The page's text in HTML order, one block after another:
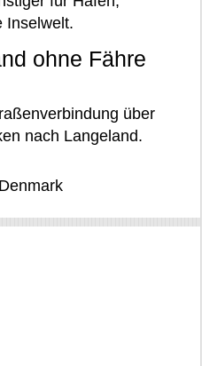
Inselwelt.
ohne Fähre
über
nach Langeland.